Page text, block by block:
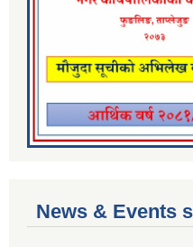
News & Events